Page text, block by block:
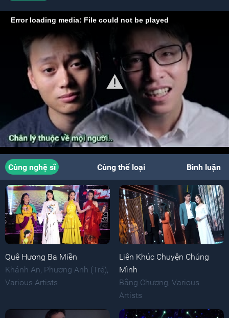
Error loading media: File could not be played
Cùng nghệ sĩ Cùng thể loại Bình luận
Quê Hương Ba Miền
Khánh An Phương Anh (Trẻ)
Various Artists
Liên Khúc Chuyện Chúng
Mình
Bằng Chương Various
Artists